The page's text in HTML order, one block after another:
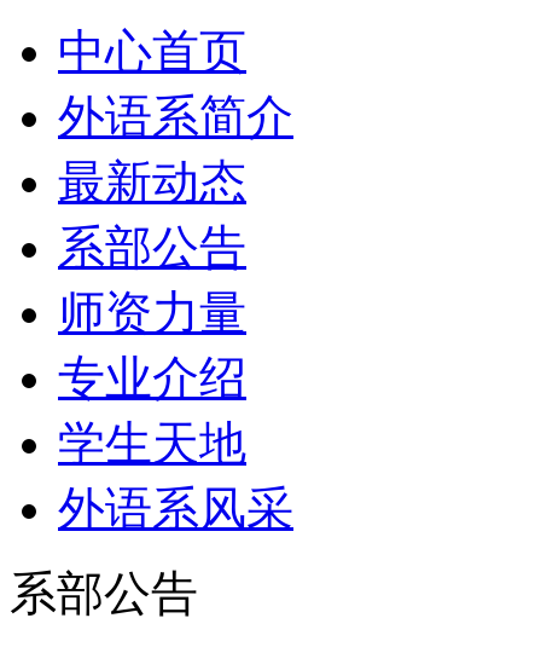
中心首页
外语系简介
最新动态
系部公告
师资力量
专业介绍
学生天地
外语系风采
系部公告